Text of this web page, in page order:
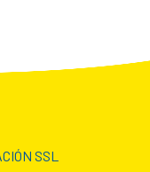
SSL